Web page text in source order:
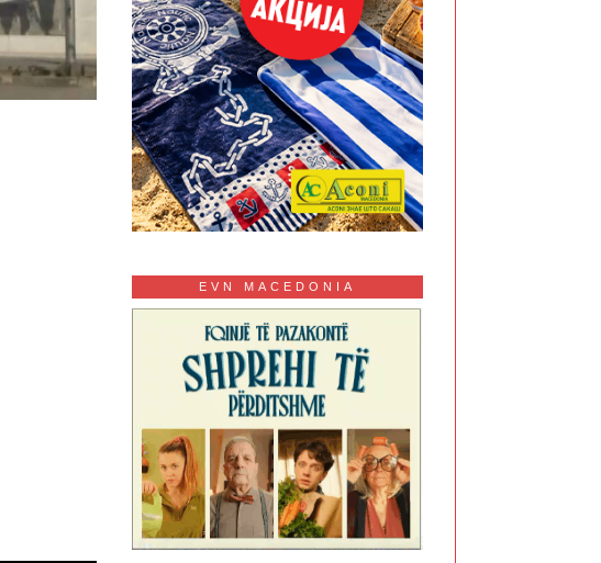
EVN MACEDONIA